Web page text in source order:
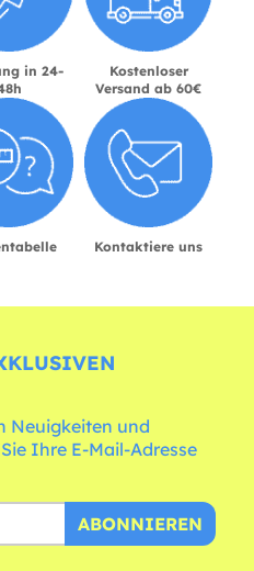
in 24-
Kostenloser
Versand ab 60€
Kontaktiere uns
Neuigkeiten und
Ihre E-Mail-Adresse
ABONNIEREN